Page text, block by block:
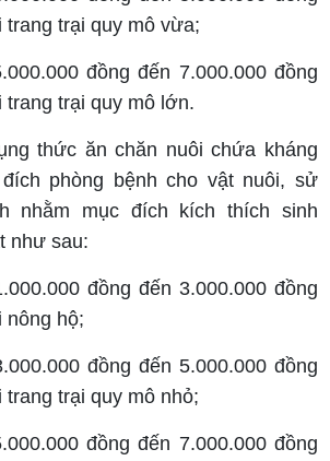
trại quy mô vừa;
đồng đến 7.000.000 đồng
trại quy mô lớn.
thức ăn chăn nuôi chứa kháng
phòng bệnh cho vật nuôi, sử
nhằm mục đích kích thích sinh
như sau:
đồng đến 3.000.000 đồng
nông hộ;
đồng đến 5.000.000 đồng
trại quy mô nhỏ;
đồng đến 7.000.000 đồng